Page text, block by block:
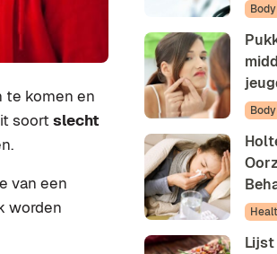
te komen en
soort slecht
van een
worden
Body
Body